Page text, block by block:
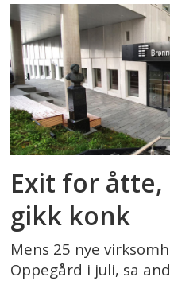
Exit for
gikk konk
Mens 25 nye
Oppegård i juli, sa